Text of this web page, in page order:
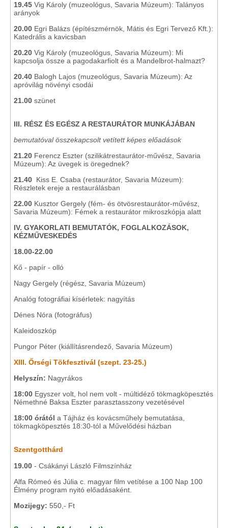
19.45 Vig Károly (muzeológus, Savaria Múzeum): Talányos
arányok
20.00 Egri Balázs (építészmérnök, Mátis és Egri Tervező Kft.):
Katedrális a kavicsban
20.20 Vig Károly (muzeológus, Savaria Múzeum): Mi
kapcsolja össze a pagodakarfiolt és a Mandelbrot-halmazt?
20.40 Balogh Lajos (muzeológus, Savaria Múzeum): Az
apróvilág növényi csodái
21.00 szünet
III. RÉSZ ÉS EGÉSZ A RESTAURÁTOR MUNKÁJÁBAN
bemutatóval összekapcsolt vetített képes előadások
21.20 Ferencz Eszter (szilikátrestaurátor-művész, Savaria
Múzeum): Az üvegek is öregednek?
21.40 Kiss E. Csaba (restaurátor, Savaria Múzeum):
Részletek ereje a restaurálásban
22.00 Kusztor Gergely (fém- és ötvösrestaurátor-művész,
Savaria Múzeum): Fémek a restaurátor mikroszkópja alatt
IV. GYAKORLATI BEMUTATÓK, FOGLALKOZÁSOK,
KÉZMŰVESKEDÉS
18.00-22.00
Kő - papír - olló
Nagy Gergely (régész, Savaria Múzeum)
Analóg fotográfiai kísérletek: nagyítás
Dénes Nóra (fotográfus)
Kaleidoszkóp
Pungor Péter (kiállításrendező, Savaria Múzeum)
XIII. Őrségi Tökfesztivál (szept. 23-25.)
Helyszín: Nagyrákos
18:00 Egyszer volt, hol nem volt - múltidéző tökmagköpesztés
Némethné Baksa Eszter parasztasszony vezetésével
18:00 órától a Tájház és kovácsműhely bemutatása,
tökmagköpesztés 18:30-tól a Művelődési házban
Szentgotthárd
19.00 - Csákányi László Filmszínház
Alfa Rómeó és Júlia c. magyar film vetítése a 100 Nap 100
Élmény program nyitó előadásaként.
Mozijegy: 550,- Ft